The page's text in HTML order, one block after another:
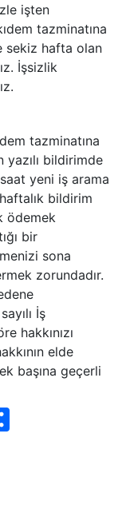
işten
tazminatına
sekiz hafta olan
İşsizlik
tazminatına
bildirimde
yeni iş arama
bildirim
ödemek
bir
sona
zorundadır.
İş
hakkınızı
elde
başına geçerli